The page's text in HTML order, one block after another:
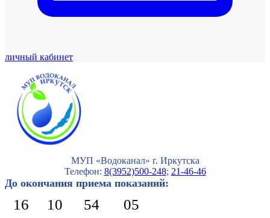
личный кабинет
МУП «Водоканал» г. Иркутска
Телефон: 8(3952)500-248; 21-46-46
До окончания приема показаний:
16 10 54 04